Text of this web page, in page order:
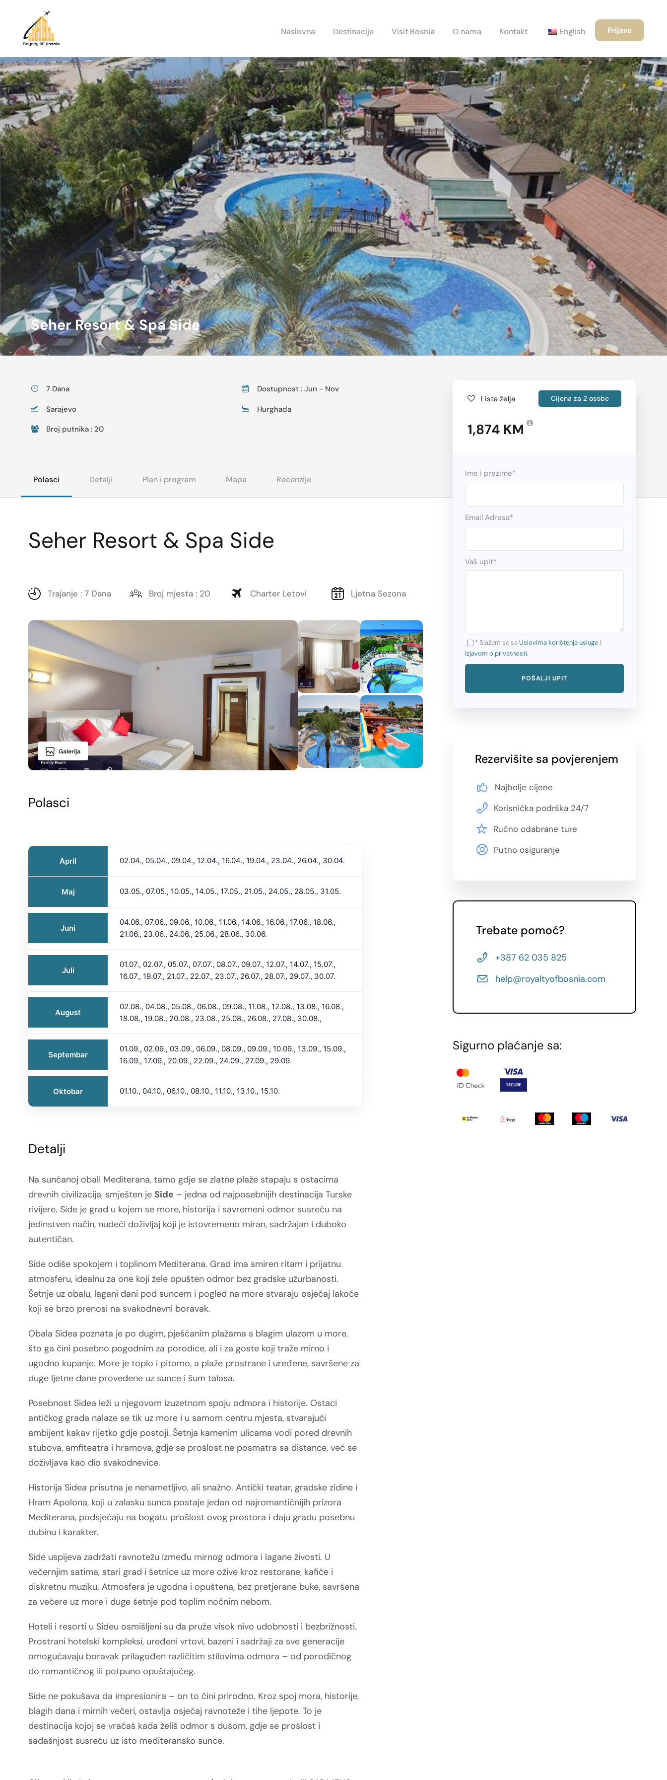
Naslovna Destinacije Visit Bosnia O nama Kontakt English Prijava
Seher Resort & Spa Side
Lista želja Cijena za 2 osobe
1,874 KM
Ime i prezime*
Email Adresa*
Vaš upit*
* Slažem se saUslovima korištenja usluge i
Izjavom o privatnosti.
Rezervišite sa povjerenjem
Najbolje cijene
Korisnička podrška 24/7
Ručno odabrane ture
Putno osiguranje
Trebate pomoć?
+387 62 035 825
help@royaltyofbosnia.com
Sigurno plaćanje sa:
7 Dana Dostupnost : Jun - Nov
Sarajevo
Hurghada
Broj putnika : 20
Polasci Detalji Plan i program Mapa Recenzije
Seher Resort & Spa Side
Trajanje : 7 Dana Broj mjesta : 20 Charter Letovi Ljetna Sezona
Galerija
Polasci
April 02.04., 05.04., 09.04., 12.04., 16.04., 19.04., 23.04., 26.04., 30.04.
Maj 03.05., 07.05., 10.05., 14.05., 17.05., 21.05., 24.05., 28.05., 31.05.
Juni
04.06., 07.06., 09.06., 10.06., 11.06., 14.06., 16.06., 17.06., 18.06.,
21.06., 23.06., 24.06., 25.06., 28.06., 30.06.
Juli
01.07., 02.07., 05.07., 07.07., 08.07., 09.07., 12.07., 14.07., 15.07.,
16.07., 19.07., 21.07., 22.07., 23.07., 26.07., 28.07., 29.07., 30.07.
August
02.08., 04.08., 05.08., 06.08., 09.08., 11.08., 12.08., 13.08., 16.08.,
18.08., 19.08., 20.08., 23.08., 25.08., 26.08., 27.08., 30.08.,
Septembar
01.09., 02.09., 03.09., 06.09., 08.09., 09.09., 10.09., 13.09., 15.09.,
16.09., 17.09., 20.09., 22.09., 24.09., 27.09., 29.09.
Oktobar 01.10., 04.10., 06.10., 08.10., 11.10., 13.10., 15.10.
Detalji
Na sunčanoj obali Mediterana, tamo gdje se zlatne plaže stapaju s ostacima
drevnih civilizacija, smješten je Side – jedna od najposebnijih destinacija Turske
rivijere. Side je grad u kojem se more, historija i savremeni odmor susreću na
jedinstven način, nudeći doživljaj koji je istovremeno miran, sadržajan i duboko
autentičan.
Side odiše spokojem i toplinom Mediterana. Grad ima smiren ritam i prijatnu
atmosferu, idealnu za one koji žele opušten odmor bez gradske užurbanosti.
Šetnje uz obalu, lagani dani pod suncem i pogled na more stvaraju osjećaj lakoće
koji se brzo prenosi na svakodnevni boravak.
Obala Sidea poznata je po dugim, pješčanim plažama s blagim ulazom u more,
što ga čini posebno pogodnim za porodice, ali i za goste koji traže mirno i
ugodno kupanje. More je toplo i pitomo, a plaže prostrane i uređene, savršene za
duge ljetne dane provedene uz sunce i šum talasa.
Posebnost Sidea leži u njegovom izuzetnom spoju odmora i historije. Ostaci
antičkog grada nalaze se tik uz more i u samom centru mjesta, stvarajući
ambijent kakav rijetko gdje postoji. Šetnja kamenim ulicama vodi pored drevnih
stubova, amfiteatra i hramova, gdje se prošlost ne posmatra sa distance, već se
doživljava kao dio svakodnevice.
Historija Sidea prisutna je nenametljivo, ali snažno. Antički teatar, gradske zidine i
Hram Apolona, koji u zalasku sunca postaje jedan od najromantičnijih prizora
Mediterana, podsjećaju na bogatu prošlost ovog prostora i daju gradu posebnu
dubinu i karakter.
Side uspijeva zadržati ravnotežu između mirnog odmora i lagane živosti. U
večernjim satima, stari grad i šetnice uz more ožive kroz restorane, kafiće i
diskretnu muziku. Atmosfera je ugodna i opuštena, bez pretjerane buke, savršena
za večere uz more i duge šetnje pod toplim noćnim nebom.
Hoteli i resorti u Sideu osmišljeni su da pruže visok nivo udobnosti i bezbrižnosti.
Prostrani hotelski kompleksi, uređeni vrtovi, bazeni i sadržaji za sve generacije
omogućavaju boravak prilagođen različitim stilovima odmora – od porodičnog
do romantičnog ili potpuno opuštajućeg.
Side ne pokušava da impresionira – on to čini prirodno. Kroz spoj mora, historije,
blagih dana i mirnih večeri, ostavlja osjećaj ravnoteže i tihe ljepote. To je
destinacija kojoj se vraćaš kada želiš odmor s dušom, gdje se prošlost i
sadašnjost susreću uz isto mediteransko sunce.